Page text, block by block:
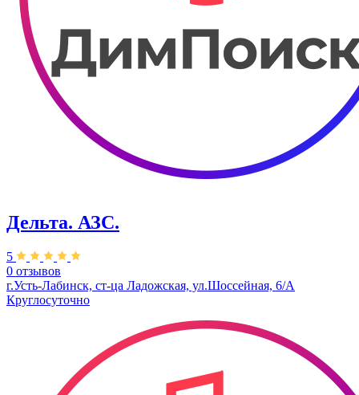
Дельта. АЗС.
5
0 отзывов
​г.Усть-Лабинск, ст-ца Ладожская, ул.Шоссейная, 6/А
Круглосуточно